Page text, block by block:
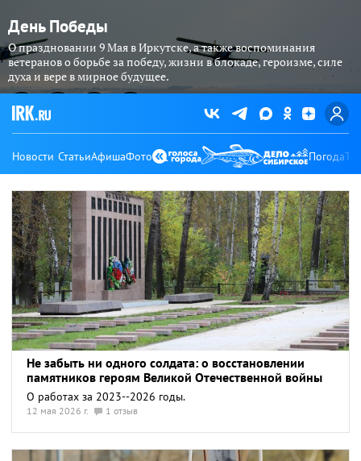
День Победы
О праздновании 9 Мая в Иркутске, а также воспоминания
ветеранов о борьбе за победу, жизни в блокаде, героизме, силе
духа и вере в мирное будущее.
Новости СтатьиАфишаФото Погода
Не забыть ни одного солдата: о восстановлении
памятников героям Великой Отечественной войны
О работах за 2023--2026 годы.
12 мая 2026 г. 1 отзыв